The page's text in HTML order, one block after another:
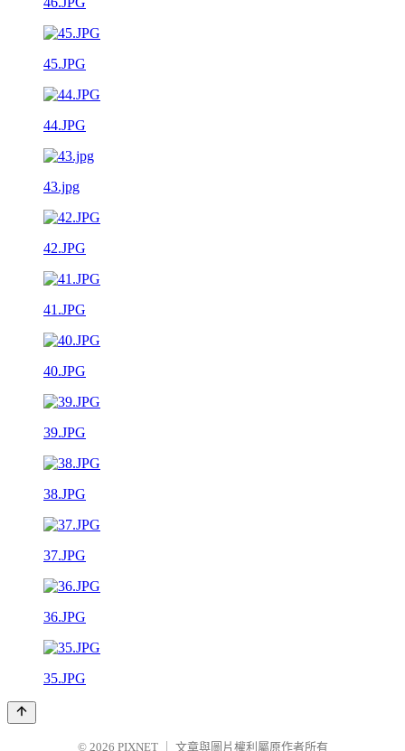
45.JPG
44.JPG
43.jpg
42.JPG
41.JPG
40.JPG
39.JPG
38.JPG
37.JPG
36.JPG
35.JPG
© 2026 PIXNET 文章與圖片權利屬原作者所有